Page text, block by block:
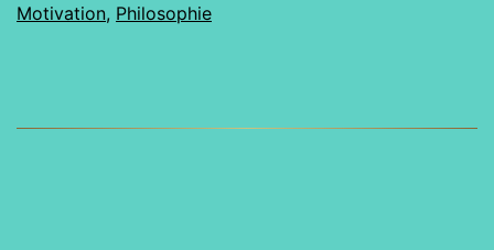
Motivation, Philosophie